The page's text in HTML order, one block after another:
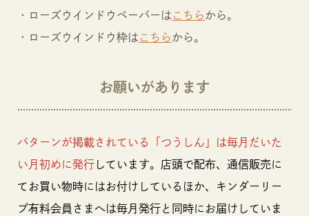
・ローズウインドウペーパーはこちらから。
・ローズウインドウ枠はこちらから。
お願いがあります
パターンが掲載されている「つうしん」は毎月だいた
い月初めに発行しています。店頭で配布、通信販売に
てお買い物時にはお付けしているほか、キンダーリー
プ有料会員さまへは毎月発行と同時にお届けしていま